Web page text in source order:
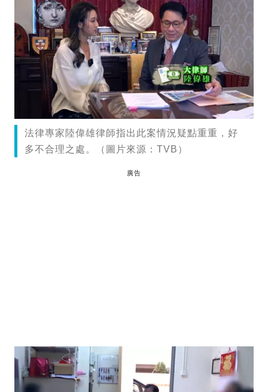
法律專家陸偉雄律師指出此案情況疑點重重，好
多不合理之處。（圖片來源：TVB）
廣告